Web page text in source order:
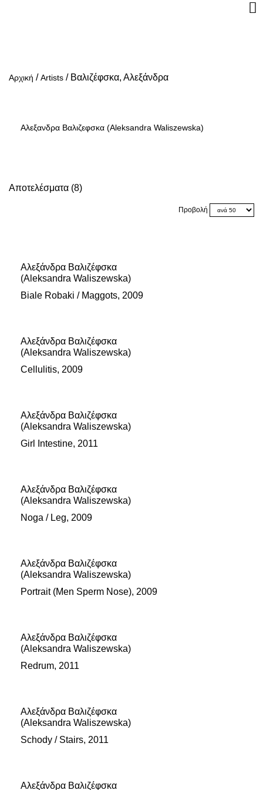
Αρχική /Artists / Βαλιζέφσκα, Αλεξάνδρα
Αλεξανδρα Βαλιζεφσκα (Aleksandra Waliszewska)
Αποτελέσματα (8)
Προβολή
Αλεξάνδρα Βαλιζέφσκα
(Aleksandra Waliszewska)
Biale Robaki / Maggots, 2009
Αλεξάνδρα Βαλιζέφσκα
(Aleksandra Waliszewska)
Cellulitis, 2009
Αλεξάνδρα Βαλιζέφσκα
(Aleksandra Waliszewska)
Girl Intestine, 2011
Αλεξάνδρα Βαλιζέφσκα
(Aleksandra Waliszewska)
Noga / Leg, 2009
Αλεξάνδρα Βαλιζέφσκα
(Aleksandra Waliszewska)
Portrait (Men Sperm Nose), 2009
Αλεξάνδρα Βαλιζέφσκα
(Aleksandra Waliszewska)
Redrum, 2011
Αλεξάνδρα Βαλιζέφσκα
(Aleksandra Waliszewska)
Schody / Stairs, 2011
Αλεξάνδρα Βαλιζέφσκα